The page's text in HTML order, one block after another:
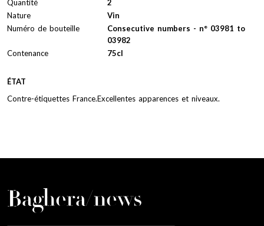
Quantité
2
Nature
Vin
Numéro de bouteille
Consecutive numbers - n° 03981 to
03982
Contenance
75cl
ÉTAT
Contre-étiquettes France.Excellentes apparences et niveaux.
Baghera/news